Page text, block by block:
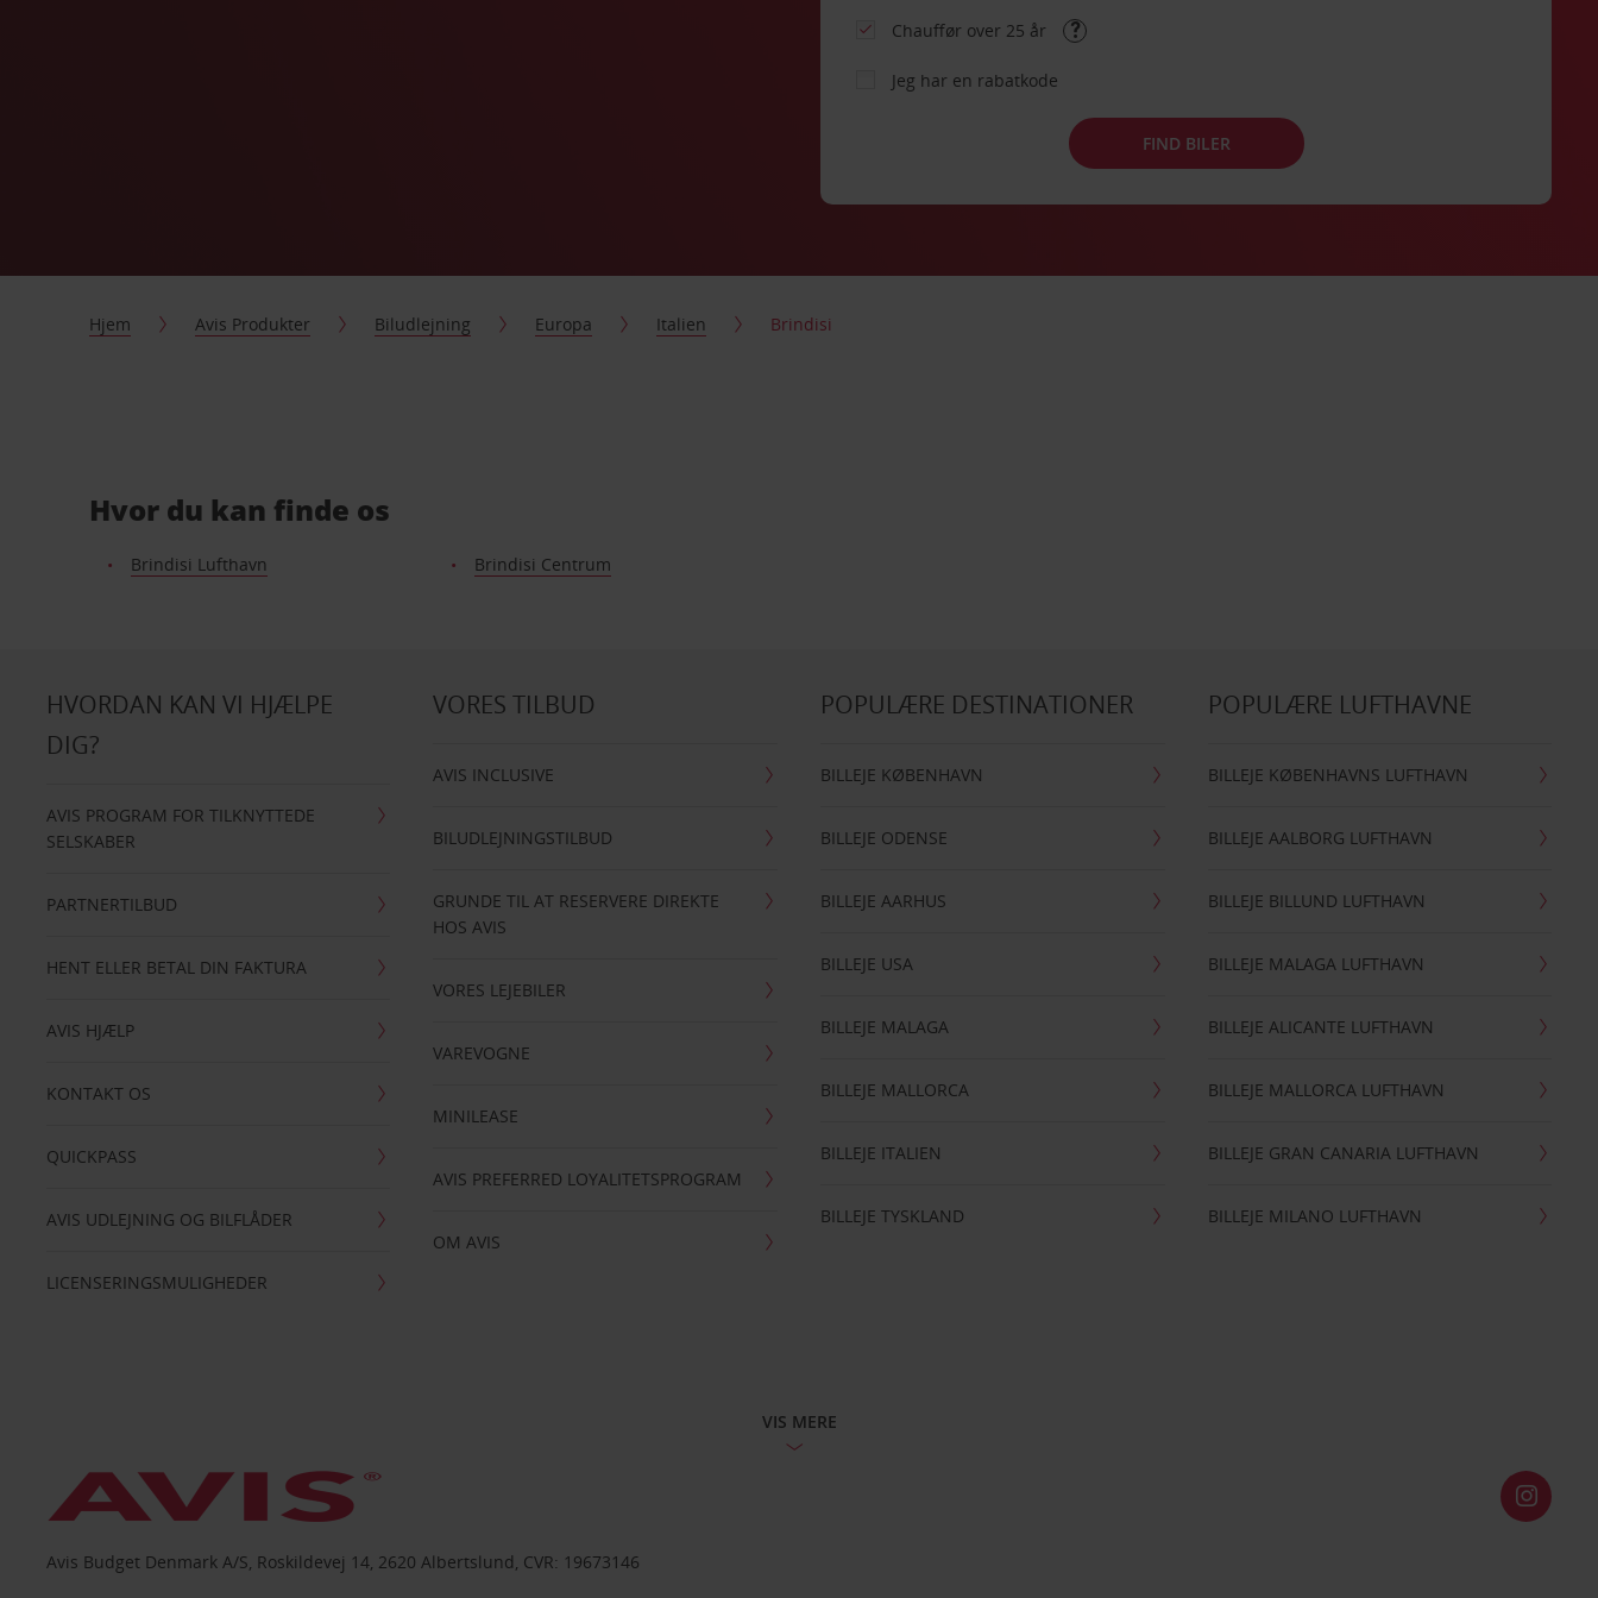
Chauffør over 25 år
Jeg har en rabatkode
FIND BILER
Hjem Avis Produkter Biludlejning Europa Italien Brindisi
Hvor du kan finde os
Brindisi Lufthavn Brindisi Centrum
HVORDAN KAN VI HJÆLPE
DIG?
AVIS PROGRAM FOR TILKNYTTEDE
SELSKABER
PARTNERTILBUD
HENT ELLER BETAL DIN FAKTURA
AVIS HJÆLP
KONTAKT OS
QUICKPASS
AVIS UDLEJNING OG BILFLÅDER
LICENSERINGSMULIGHEDER
VORES TILBUD
AVIS INCLUSIVE
BILUDLEJNINGSTILBUD
GRUNDE TIL AT RESERVERE DIREKTE
HOS AVIS
VORES LEJEBILER
VAREVOGNE
MINILEASE
AVIS PREFERRED LOYALITETSPROGRAM
OM AVIS
POPULÆRE DESTINATIONER
BILLEJE KØBENHAVN
BILLEJE ODENSE
BILLEJE AARHUS
BILLEJE USA
BILLEJE MALAGA
BILLEJE MALLORCA
BILLEJE ITALIEN
BILLEJE TYSKLAND
POPULÆRE LUFTHAVNE
BILLEJE KØBENHAVNS LUFTHAVN
BILLEJE AALBORG LUFTHAVN
BILLEJE BILLUND LUFTHAVN
BILLEJE MALAGA LUFTHAVN
BILLEJE ALICANTE LUFTHAVN
BILLEJE MALLORCA LUFTHAVN
BILLEJE GRAN CANARIA LUFTHAVN
BILLEJE MILANO LUFTHAVN
VIS MERE
Avis Budget Denmark A/S, Roskildevej 14, 2620 Albertslund, CVR: 19673146